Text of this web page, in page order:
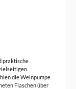
praktische
die Weinpumpe
Flaschen über